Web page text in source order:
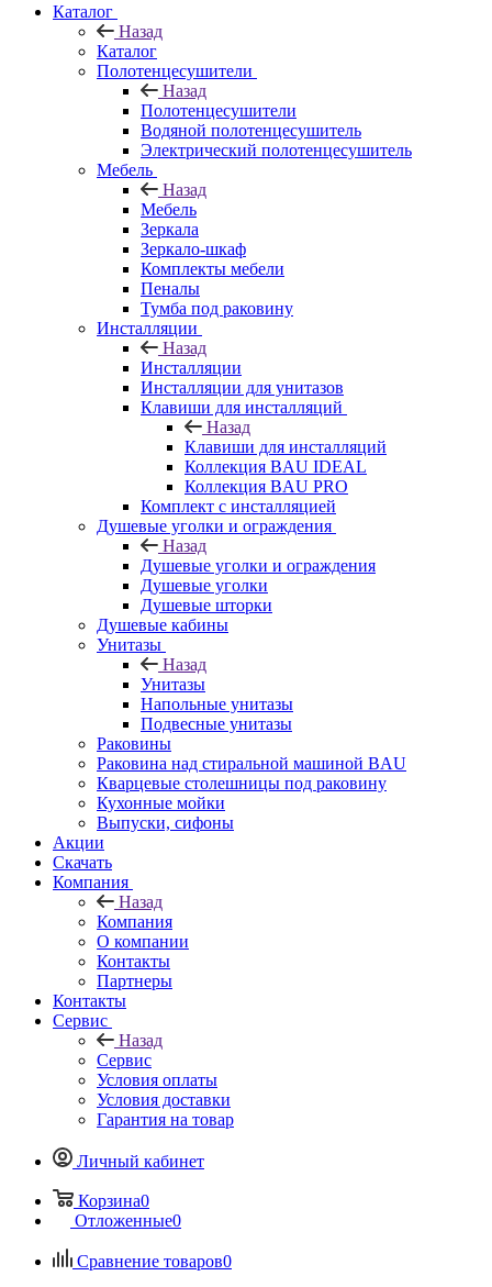
Каталог
Назад
Каталог
Полотенцесушители
Назад
Полотенцесушители
Водяной полотенцесушитель
Электрический полотенцесушитель
Мебель
Назад
Мебель
Зеркала
Зеркало-шкаф
Комплекты мебели
Пеналы
Тумба под раковину
Инсталляции
Назад
Инсталляции
Инсталляции для унитазов
Клавиши для инсталляций
Назад
Клавиши для инсталляций
Коллекция BAU IDEAL
Коллекция BAU PRO
Комплект с инсталляцией
Душевые уголки и ограждения
Назад
Душевые уголки и ограждения
Душевые уголки
Душевые шторки
Душевые кабины
Унитазы
Назад
Унитазы
Напольные унитазы
Подвесные унитазы
Раковины
Раковина над стиральной машиной BAU
Кварцевые столешницы под раковину
Кухонные мойки
Выпуски, сифоны
Акции
Скачать
Компания
Назад
Компания
О компании
Контакты
Партнеры
Контакты
Сервис
Назад
Сервис
Условия оплаты
Условия доставки
Гарантия на товар
Личный кабинет
Корзина0
Отложенные0
Сравнение товаров0